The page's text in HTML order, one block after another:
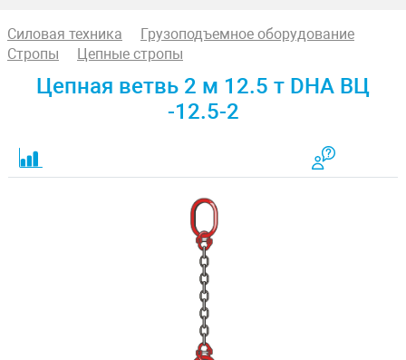
Силовая техника
Грузоподъемное оборудование
Стропы
Цепные стропы
Цепная ветвь 2 м 12.5 т DHA ВЦ
-12.5-2